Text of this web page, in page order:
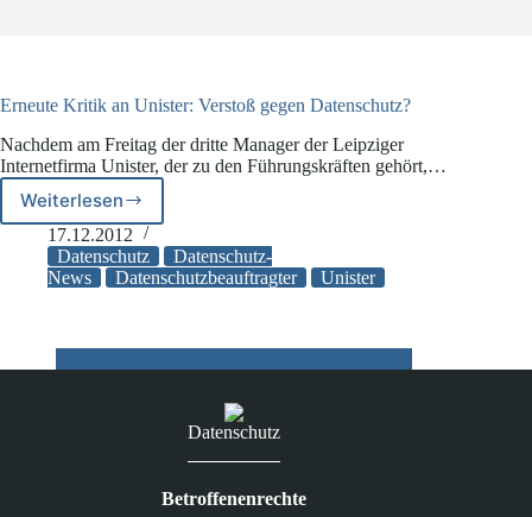
Erneute Kritik an Unister: Verstoß gegen Datenschutz?
Nachdem am Freitag der dritte Manager der Leipziger
Internetfirma Unister, der zu den Führungskräften gehört,…
Weiterlesen
Erneute
Kritik
an
Unister:
Datenschutz?
17.12.2012
Datenschutz
Datenschutz-
News
Datenschutzbeauftragter Unister
Datenschutz
Betroffenenrechte